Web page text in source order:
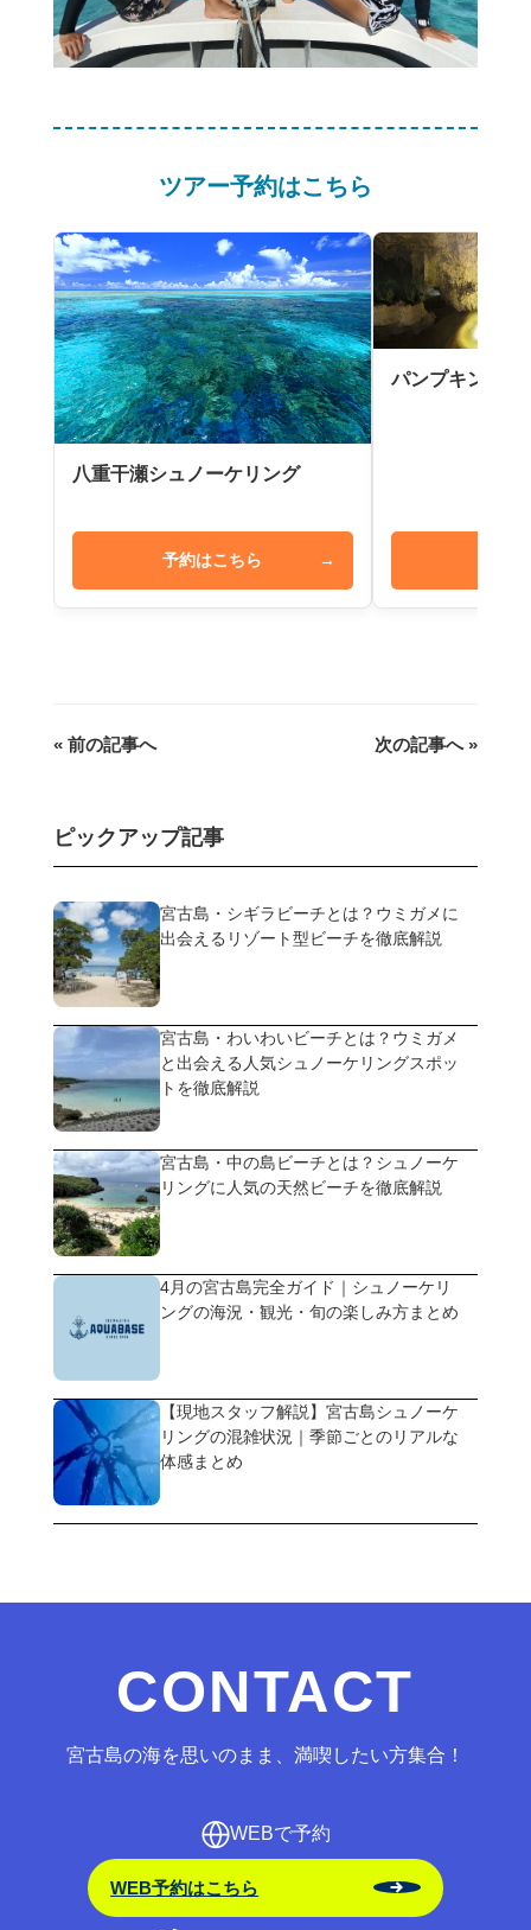
ツアー予約はこちら
八重干瀬シュノーケリング
予約はこちら →
パンプキン鍾乳
« 前の記事へ 次の記事へ »
ピックアップ記事
宮古島・シギラビーチとは？ウミガメに
出会えるリゾート型ビーチを徹底解説
宮古島・わいわいビーチとは？ウミガメ
と出会える人気シュノーケリングスポッ
トを徹底解説
宮古島・中の島ビーチとは？シュノーケ
リングに人気の天然ビーチを徹底解説
4月の宮古島完全ガイド｜シュノーケリ
ングの海況・観光・旬の楽しみ方まとめ
【現地スタッフ解説】宮古島シュノーケ
リングの混雑状況｜季節ごとのリアルな
体感まとめ
CONTACT
宮古島の海を思いのまま、満喫したい方集合！
WEBで予約
WEB予約はこちら